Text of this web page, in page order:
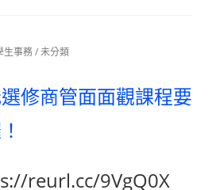
生事務/未分類
修商管面面觀課程要
reurl.cc/9VgQ0X